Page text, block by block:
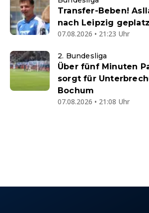
Transfer-Beben!
nach Leipzig
07.08.2026 • 21:23 Uhr
2. Bundesliga
Über fünf Minuten
sorgt für
Bochum
07.08.2026 • 21:08 Uhr